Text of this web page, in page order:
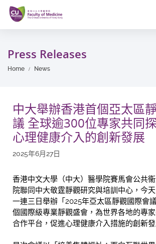
Skip
main
content
Press Releases
Home News
中大舉辦香港首個亞太區
議 全球逾300位專家共同
心理健康介入的創新發展
2025年6月27日
香港中文大學（中大）醫學院賽馬會公共
院聯同中大敬霆靜觀研究與培訓中心，今
一連三日舉辦「2025年亞太區靜觀國際會
個國際級專業靜觀盛會，為世界各地的專
合作平台，促進心理健康介入措施的創新發